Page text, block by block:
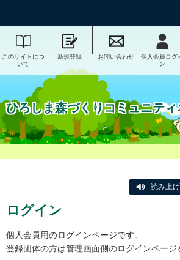
このサイトにつ
いて
新規登録 お問い合わせ
個人会員ログ
ン
ひろしま森づくりコミュニティ
読み上げ
ログイン
個人会員用のログインページです。
登録団体の方は管理画面側のログインページ